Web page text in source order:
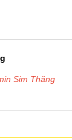
Sim Thăng